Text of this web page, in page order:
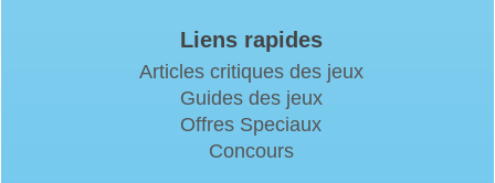
Liens rapides
Articles critiques des jeux
Guides des jeux
Offres Speciaux
Concours